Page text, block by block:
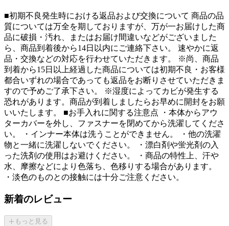
■初期不良発生時における返品および交換について 商品の品
質については万全を期しておりますが、万が一お届けした商
品に破損・汚れ、またはお届け間違いなどがございました
ら、商品到着後から14日以内にご連絡下さい。 速やかに返
品・交換などの対応を行わせていただきます。 ※尚、商品
到着から15日以上経過した商品については初期不良・お客様
都合いずれの場合であっても返品をお断りさせていただきま
すので予めご了承下さい。 ※湿度によってカビが発生する
恐れがあります。商品が到着しましたらお早めに開封をお願
いいたします。 ■お手入れに関する注意点 ・本体からアウ
ターカバーを外し、ファスナーを閉めてから洗濯してくださ
い。 ・インナー本体は洗うことができません。 ・他の洗濯
物と一緒に洗濯しないでください。 ・漂白剤や蛍光剤の入
った洗剤の使用はお避けください。 ・商品の特性上、汗や
水、摩擦などにより色落ち、色移りする場合があります。
・淡色のものとの接触には十分ご注意ください。
新着のレビュー
もっと見る